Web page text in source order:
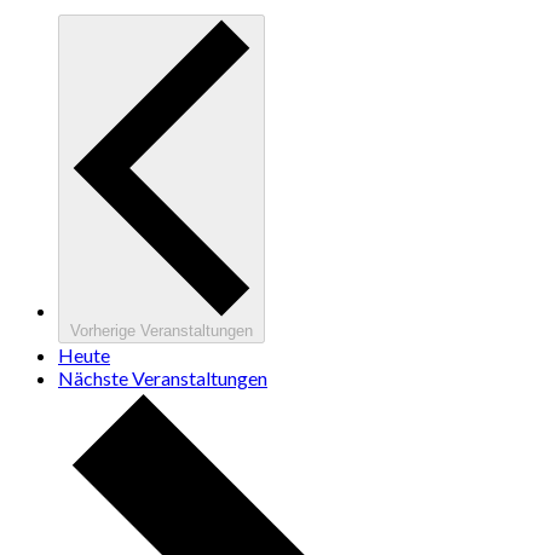
Vorherige Veranstaltungen
Heute
NächsteVeranstaltungen